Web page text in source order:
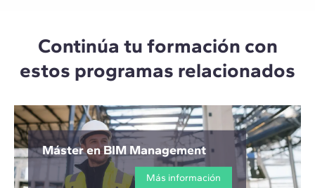
Continúa tu formación con
estos programas relacionados
Máster en BIM Management
Más información